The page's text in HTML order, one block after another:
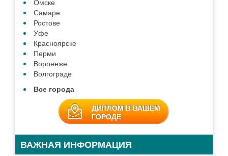
Омске
Самаре
Ростове
Уфе
Красноярске
Перми
Воронеже
Волгограде
Все города
ДИПЛОМ В ВАШЕМ
ГОРОДЕ
ВАЖНАЯ ИНФОРМАЦИЯ